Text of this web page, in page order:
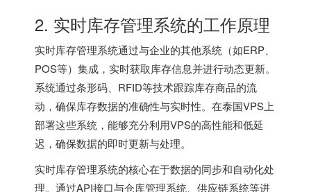
2. 实时库存管理系统的工作原理
实时库存管理系统通过与企业的其他系统（如ERP、
POS等）集成，实时获取库存信息并进行动态更新。
系统通过条形码、RFID等技术跟踪库存商品的流
动，确保库存数据的准确性与实时性。在泰国VPS 上
部署这些系统，能够充分利用VPS的高性能和低延
迟，确保数据的即时更新与处理。
实时库存管理系统的核心在于数据的同步和自动化处
理。通过API接口与仓库管理系统、供应链系统等进